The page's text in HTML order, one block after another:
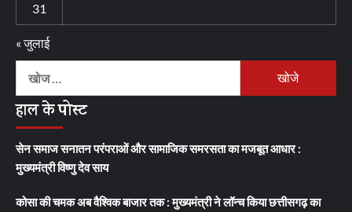
31
« जुलाई
निम्न
खोजें:
हाल के पोस्ट
सेन समाज सनातन परंपराओं और सामाजिक समरसता का मजबूत आधार :
मुख्यमंत्री विष्णु देव साय
कोसा की चमक अब वैश्विक बाजार तक : मुख्यमंत्री ने लॉन्च किया छत्तीसगढ़ का